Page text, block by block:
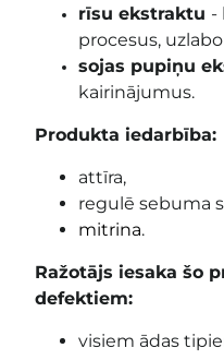
rīsu ekstraktu -
procesus,
sojas pupiņu
kairinājumus.
Produkta iedarbība:
attīra,
regulē sebuma
mitrina.
Ražotājs iesaka šo
defektiem:
visiem ādas